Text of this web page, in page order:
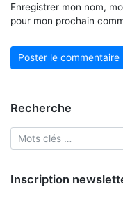
Enregistrer mon nom,
pour mon prochain
Recherche
Inscription